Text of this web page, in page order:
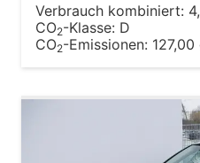
Verbrauch kombiniert:
CO2-Klasse: D
CO2-Emissionen: